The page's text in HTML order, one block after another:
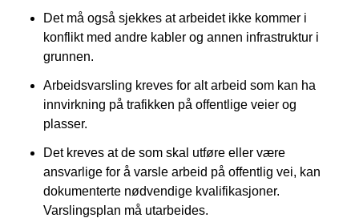
Det må også sjekkes at arbeidet ikke kommer i
konflikt med andre kabler og annen infrastruktur i
grunnen.
Arbeidsvarsling kreves for alt arbeid som kan ha
innvirkning på trafikken på offentlige veier og
plasser.
Det kreves at de som skal utføre eller være
ansvarlige for å varsle arbeid på offentlig vei, kan
dokumenterte nødvendige kvalifikasjoner.
Varslingsplan må utarbeides.